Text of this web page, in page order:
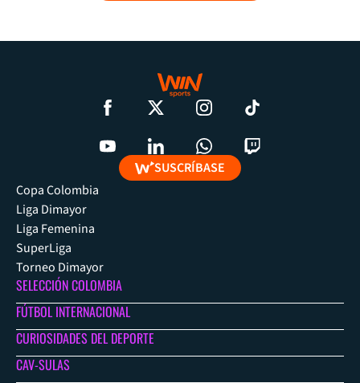
SUSCRÍBASE
Copa Colombia
Liga Dimayor
Liga Femenina
SuperLiga
Torneo Dimayor
SELECCIÓN COLOMBIA
FÚTBOL INTERNACIONAL
CURIOSIDADES DEL DEPORTE
CAV-SULAS